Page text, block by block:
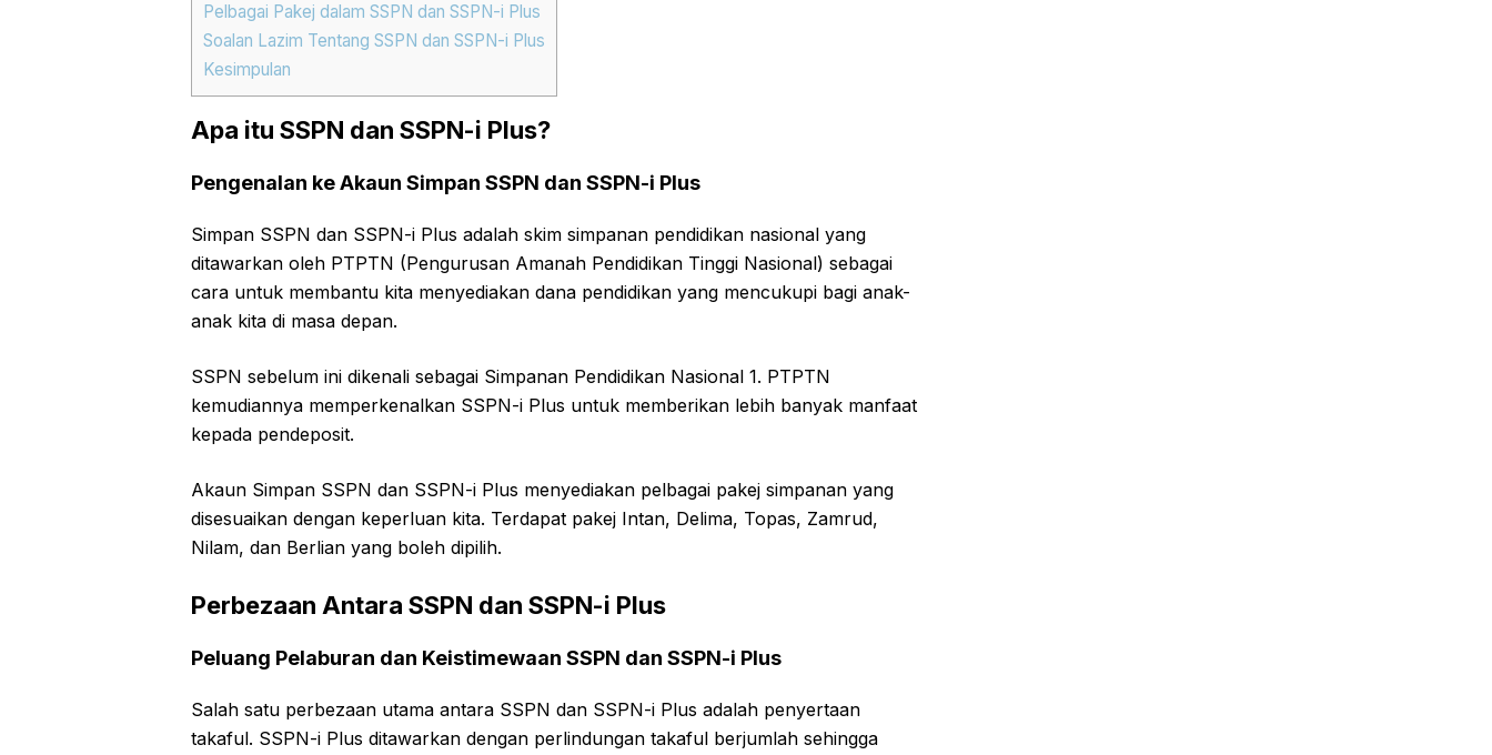
Pelbagai Pakej dalam SSPN dan SSPN-i Plus
Soalan Lazim Tentang SSPN dan SSPN-i Plus
Kesimpulan
Apa itu SSPN dan SSPN-i Plus?
Pengenalan ke Akaun Simpan SSPN dan SSPN-i Plus
Simpan SSPN dan SSPN-i Plus adalah skim simpanan pendidikan nasional yang
ditawarkan oleh PTPTN (Pengurusan Amanah Pendidikan Tinggi Nasional) sebagai
cara untuk membantu kita menyediakan dana pendidikan yang mencukupi bagi anak-
anak kita di masa depan.
SSPN sebelum ini dikenali sebagai Simpanan Pendidikan Nasional 1. PTPTN
kemudiannya memperkenalkan SSPN-i Plus untuk memberikan lebih banyak manfaat
kepada pendeposit.
Akaun Simpan SSPN dan SSPN-i Plus menyediakan pelbagai pakej simpanan yang
disesuaikan dengan keperluan kita. Terdapat pakej Intan, Delima, Topas, Zamrud,
Nilam, dan Berlian yang boleh dipilih.
Perbezaan Antara SSPN dan SSPN-i Plus
Peluang Pelaburan dan Keistimewaan SSPN dan SSPN-i Plus
Salah satu perbezaan utama antara SSPN dan SSPN-i Plus adalah penyertaan
takaful. SSPN-i Plus ditawarkan dengan perlindungan takaful berjumlah sehingga